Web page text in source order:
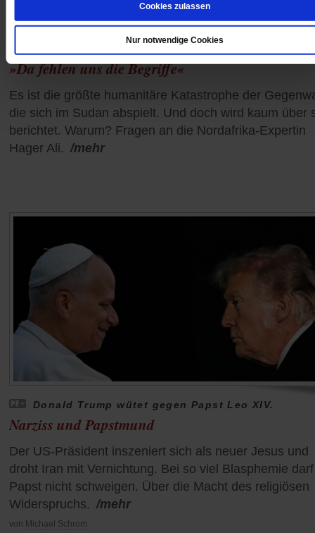
Cookies zulassen
Nur notwendige Cookies
»Da fehlen uns die Begriffe«
Es ist die größte humanitäre Katastrophe der
die sich im Sudan abspielt. Und doch wird kaum über
berichtet. Warum? Fragen an die Nordafrika-Expertin
Hager Ali. /mehr
Donald Trump wütet gegen Papst Leo XIV.
Narziss und Papstmund
Der US-Präsident inszeniert sich als neuer Jesus und
droht Iran mit Vernichtung. Bei so viel Blasphemie
Papst nicht schweigen. Über die Macht des religiösen
Widerspruchs. /mehr
von Michael Schrom